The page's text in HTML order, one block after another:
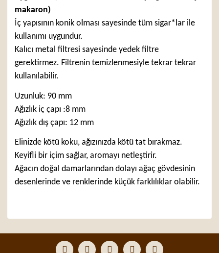
makaron)
İç yapısının konik olması sayesinde tüm sigar*lar ile
kullanımı uygundur.
Kalıcı metal filtresi sayesinde yedek filtre
gerektirmez. Filtrenin temizlenmesiyle tekrar tekrar
kullanılabilir.
Uzunluk: 90 mm
Ağızlık iç çapı :8 mm
Ağızlık dış çapı: 12 mm
Elinizde kötü koku, ağızınızda kötü tat bırakmaz.
Keyifli bir içim sağlar, aromayı netleştirir.
Ağacın doğal damarlarından dolayı ağaç gövdesinin
desenlerinde ve renklerinde küçük farklılıklar olabilir.
formunu kullanarak tarafımıza iletebilirsiniz.
Görüş ve önerileriniz için teşekkür ederiz.